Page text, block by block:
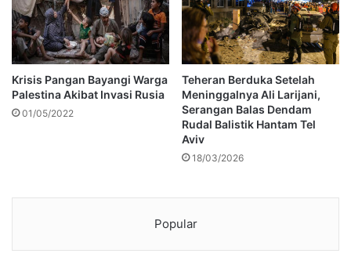
Krisis Pangan Bayangi Warga
Palestina Akibat Invasi Rusia
01/05/2022
Teheran Berduka Setelah
Meninggalnya Ali Larijani,
Serangan Balas Dendam
Rudal Balistik Hantam Tel
Aviv
18/03/2026
Popular